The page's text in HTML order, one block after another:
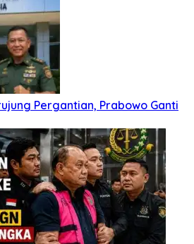
Pergantian, Prabowo Ganti